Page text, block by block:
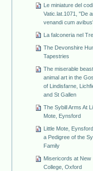
Le miniature del
Vatic.lat.1071, "De
venandi cum
La falconeria nel
The Devonshire
Tapestries
The miserable
animal art in the
of Lindisfarne,
and St Gallen
The Sybill Arms At
Mote, Eynsford
Little Mote,
a Pedigree of the
Family
Misericords at New
College, Oxford